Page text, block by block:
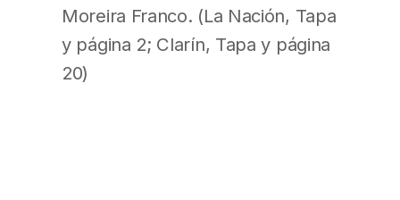
Moreira Franco. (La Nación, Tapa
y página 2; Clarín, Tapa y página
20)